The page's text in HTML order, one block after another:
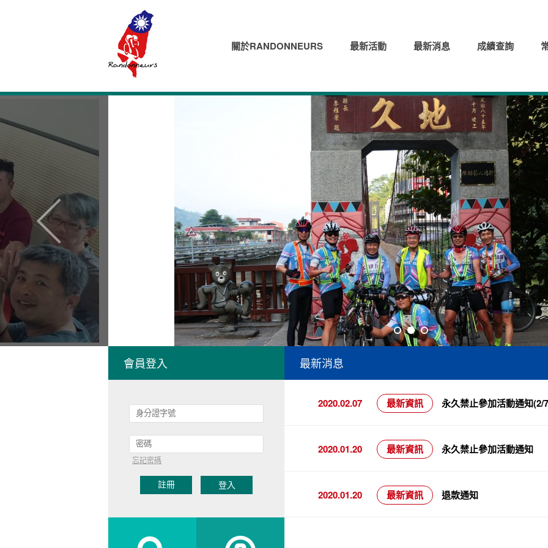
關於RANDONNEURS 最新活動 最新消息 成績查詢
會員登入
忘記密碼
註冊
最新消息
2020.02.07 最新資訊 永久禁止參加活動通知(2/
2020.01.20 最新資訊 永久禁止參加活動通知
2020.01.20 最新資訊 退款通知